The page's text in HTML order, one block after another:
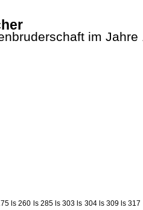
im Jahre
ls 260 ls 285 ls 303 ls 304 ls 309 ls 317